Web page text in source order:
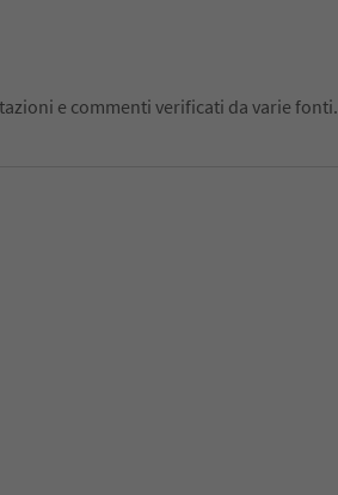
e commenti verificati da varie fonti.